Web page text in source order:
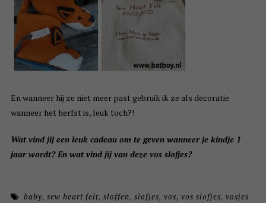
En wanneer hij ze niet meer past gebruik ik ze als decoratie
wanneer het herfst is, leuk toch?!
Wat vind jij een leuk cadeau om te geven wanneer je kindje 1
jaar wordt? En wat vind jij van deze vos slofjes?
baby,sew heart felt,sloffen,slofjes,vos,vos slofjes,vosjes